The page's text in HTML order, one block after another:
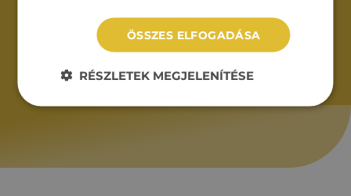
ÖSSZES ELFOGADÁSA
RÉSZLETEK MEGJELENÍTÉSE